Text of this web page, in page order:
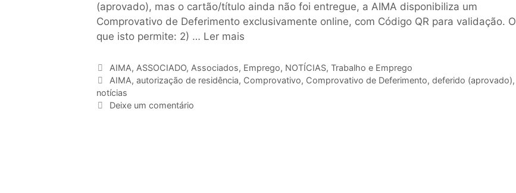
(aprovado), mas o cartão/título ainda não foi entregue, a AIMA disponibiliza um
Comprovativo de Deferimento exclusivamente online, com Código QR para validação. O
que isto permite: 2) … Ler mais
AIMA, ASSOCIADO, Associados, Emprego, NOTÍCIAS, Trabalho e Emprego
AIMA, autorização de residência, Comprovativo, Comprovativo de Deferimento, deferido (aprovado),
notícias
Deixe um comentário